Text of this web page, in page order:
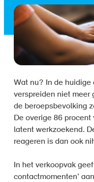
Wat nu? In de huidige
verspreiden niet meer
de beroepsbevolking
De overige 86
latent werkzoekend.
reageren is dan ook
In het verkoopvak
contactmomenten’